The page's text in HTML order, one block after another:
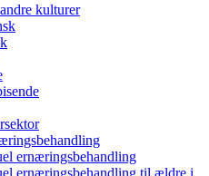
kulturer
ernæringsbehandling
ernæringsbehandling til ældre i